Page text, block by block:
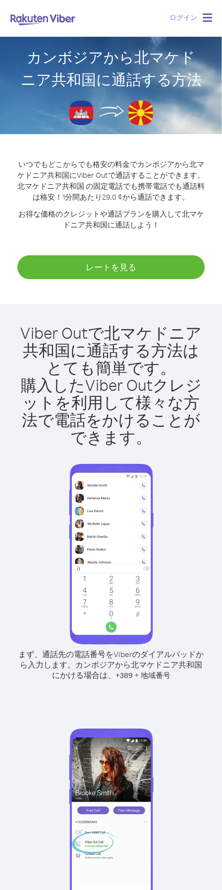
ログイン
カンボジアから北マケド
ニア共和国に通話する方法
いつでもどこからでも格安の料金でカンボジアから北マ
ケドニア共和国にViber Outで通話することができます。
北マケドニア共和国 の固定電話でも携帯電話でも通話料
は格安！1分間あたり29.0 ¢から通話できます。
お得な価格のクレジットや通話プランを購入して北マケ
ドニア共和国に通話しよう！
レートを見る
Viber Outで北マケドニア
共和国に通話する方法は
とても簡単です。
購入したViber Outクレジ
ットを利用して様々な方
法で電話をかけることが
できます。
まず、通話先の電話番号をViberのダイアルパッドか
ら入力します。 カンボジアから北マケドニア共和国
にかける場合は、
+389 + 地域番号